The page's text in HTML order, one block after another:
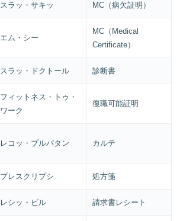
スラッ・サキッ MC（病欠証明）
エム・シー
MC（Medical
Certificate）
スラッ・ドクトール 診断書
フィットネス・トゥ・
ワーク
復職可能証明
レコッ・プルバタン カルテ
プレスクリプシ 処方箋
レシッ・ビル 請求書レシート